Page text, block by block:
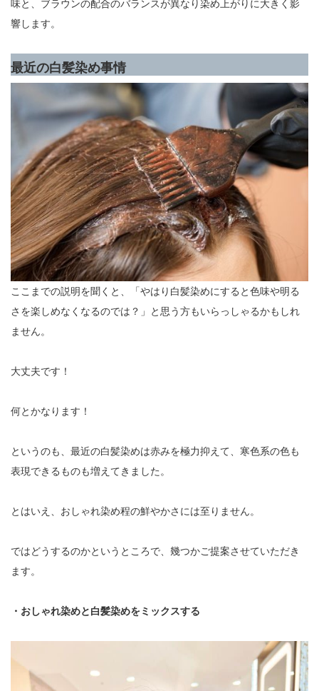
味と、ブラウンの配合のバランスが異なり染め上がりに大きく影
響します。
最近の白髪染め事情
ここまでの説明を聞くと、「やはり白髪染めにすると色味や明る
さを楽しめなくなるのでは？」と思う方もいらっしゃるかもしれ
ません。
大丈夫です！
何とかなります！
というのも、最近の白髪染めは赤みを極力抑えて、寒色系の色も
表現できるものも増えてきました。
とはいえ、おしゃれ染め程の鮮やかさには至りません。
ではどうするのかというところで、幾つかご提案させていただき
ます。
・おしゃれ染めと白髪染めをミックスする